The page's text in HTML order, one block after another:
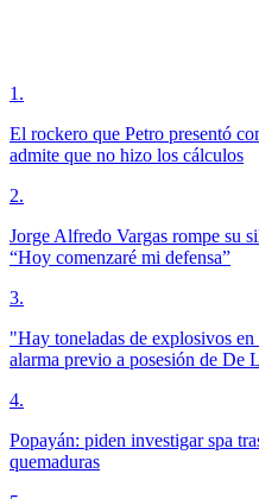
1 .
El rockero que Petro presentó
admite que no hizo los cálculos
2.
Jorge Alfredo Vargas rompe su
“Hoy comenzaré mi defensa”
3.
"Hay toneladas de explosivos
alarma previo a posesión de De
4.
Popayán: piden investigar spa
quemaduras